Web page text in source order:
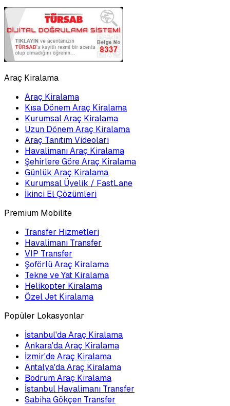
Araç Kiralama
Araç Kiralama
Kısa Dönem Araç Kiralama
Kurumsal Araç Kiralama
Uzun Dönem Araç Kiralama
Araç Tanıtım Videoları
Havalimanı Araç Kiralama
Şehirlere Göre Araç Kiralama
Günlük Araç Kiralama
Kurumsal Üyelik / FastLane
İkinci El Çözümleri
Premium Mobilite
Transfer Hizmetleri
Havalimanı Transfer
VIP Transfer
Şoförlü Araç Kiralama
Tekne ve Yat Kiralama
Helikopter Kiralama
Özel Jet Kiralama
Popüler Lokasyonlar
İstanbul'da Araç Kiralama
Ankara'da Araç Kiralama
İzmir'de Araç Kiralama
Antalya'da Araç Kiralama
Bodrum Araç Kiralama
İstanbul Havalimanı Transfer
Sabiha Gökçen Transfer